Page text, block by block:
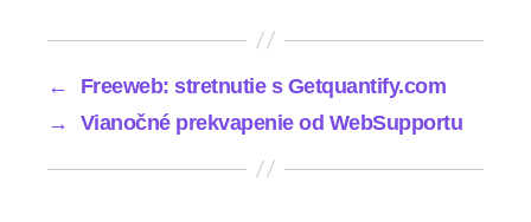
←
Freeweb: stretnutie s Getquantify.com
→
Vianočné prekvapenie od WebSupportu